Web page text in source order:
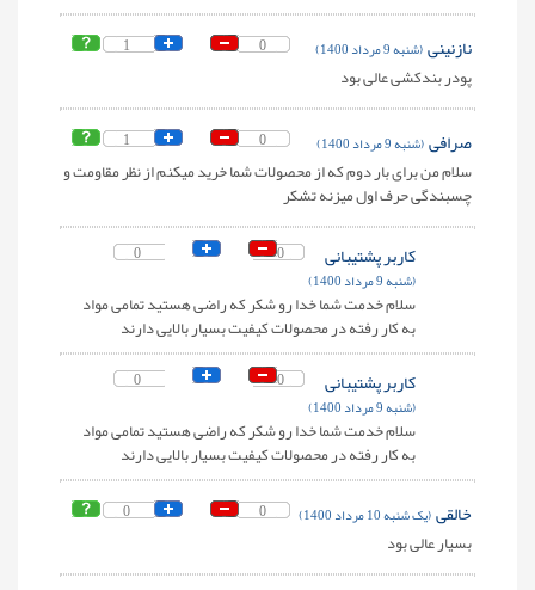
1 0 نازنینی(شنبه 9 مرداد 1400)
پودر بندکشی عالی بود
1 0 صرافی(شنبه 9 مرداد 1400)
سلام من برای بار دوم که از محصولات شما خرید میکنم از نظر مقاومت و
چسبندگی حرف اول میزنه تشکر
0 0 کاربر پشتیبانی
(شنبه 9 مرداد 1400)
سلام خدمت شما خدا رو شکر که راضی هستید تمامی مواد
به کار رفته در محصولات کیفیت بسیار بالایی دارند
0 0 کاربر پشتیبانی
(شنبه 9 مرداد 1400)
سلام خدمت شما خدا رو شکر که راضی هستید تمامی مواد
به کار رفته در محصولات کیفیت بسیار بالایی دارند
0 0 خالقی(یک شنبه 10 مرداد 1400)
بسیار عالی بود